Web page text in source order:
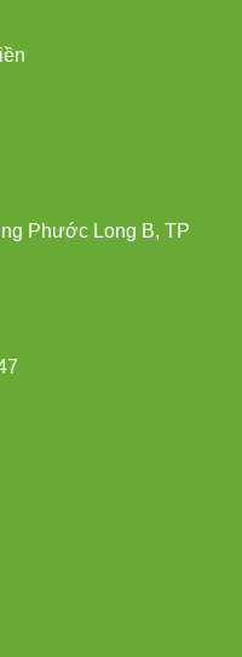
Phước Long B, TP